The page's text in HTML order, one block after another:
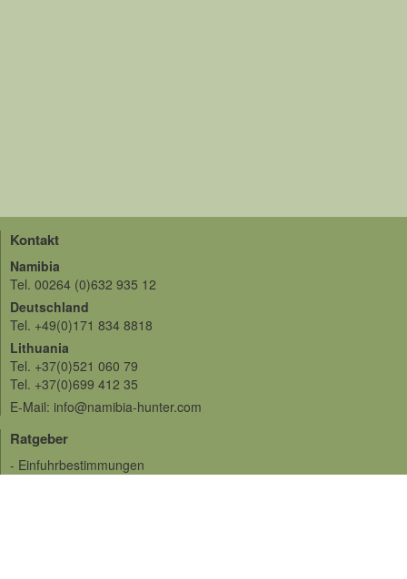
Kontakt
Namibia
Tel. 00264 (0)632 935 12
Deutschland
Tel. +49(0)171 834 8818
Lithuania
Tel. +37(0)521 060 79
Tel. +37(0)699 412 35
E-Mail: info@namibia-hunter.com
Ratgeber
- Einfuhrbestimmungen